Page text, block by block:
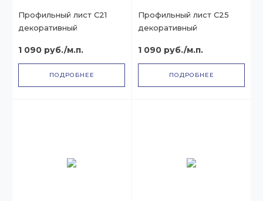
Профильный лист С21
декоративный
1 090 руб./м.п.
ПОДРОБНЕЕ
Профильный лист С25
декоративный
1 090 руб./м.п.
ПОДРОБНЕЕ